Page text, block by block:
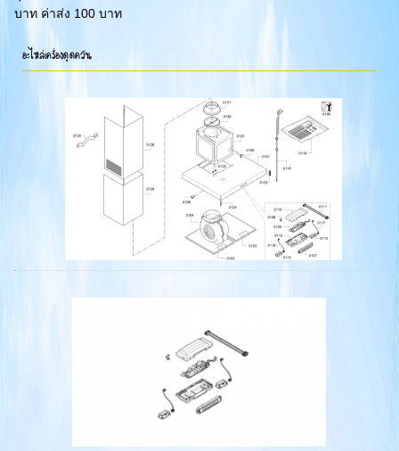
บาท ค่าส่ง 100 บาท
อะไหล่เครื่องดูดควัน